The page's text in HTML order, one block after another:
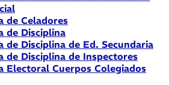
de Celadores
de Disciplina
de Disciplina de Ed. Secundaria
de Disciplina de Inspectores
Electoral Cuerpos Colegiados